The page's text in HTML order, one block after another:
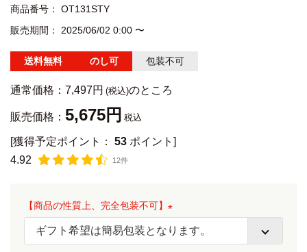
商品番号
OT131STY
販売期間
2025/06/02 0:00 〜
送料無料 のし可 包装不可
通常価格： 7,497 のところ
販売価格： 5,675 税込
[獲得予定ポイント： 53 ポイント]
4.92
12件
【商品の性質上、完全包装不可】
(
必